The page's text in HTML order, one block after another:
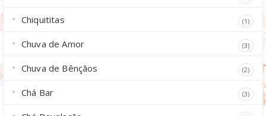
Chiquititas (1)
Chuva de Amor (3)
Chuva de Bênçãos (2)
Chá Bar (3)